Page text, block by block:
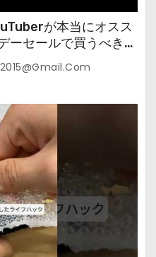
が本当にオスス
ーセールで買うべきも